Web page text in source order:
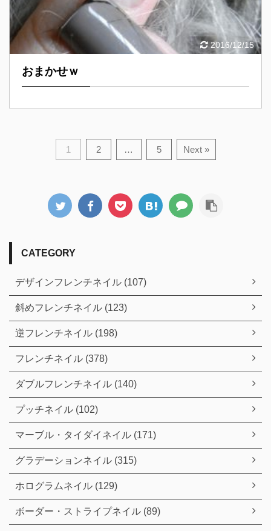
2016/12/15
おまかせｗ
1 2 … 5 Next »
CATEGORY
デザインフレンチネイル (107)
斜めフレンチネイル (123)
逆フレンチネイル (198)
フレンチネイル (378)
ダブルフレンチネイル (140)
プッチネイル (102)
マーブル・タイダイネイル (171)
グラデーションネイル (315)
ホログラムネイル (129)
ボーダー・ストライプネイル (89)